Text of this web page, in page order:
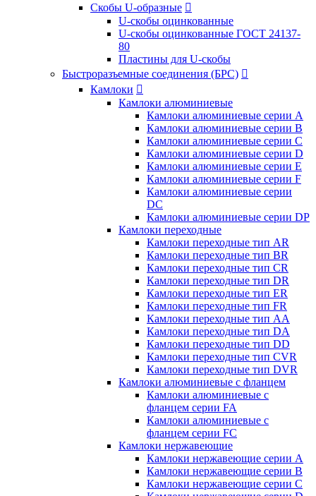
Скобы U-образные 
U-скобы оцинкованные
U-скобы оцинкованные ГОСТ 24137-
80
Пластины для U-скобы
Быстроразъемные соединения (БРС) 
Камлоки 
Камлоки алюминиевые
Камлоки алюминиевые серии А
Камлоки алюминиевые серии B
Камлоки алюминиевые серии C
Камлоки алюминиевые серии D
Камлоки алюминиевые серии E
Камлоки алюминиевые серии F
Камлоки алюминиевые серии
DC
Камлоки алюминиевые серии DP
Камлоки переходные
Камлоки переходные тип AR
Камлоки переходные тип BR
Камлоки переходные тип CR
Камлоки переходные тип DR
Камлоки переходные тип ER
Камлоки переходные тип FR
Камлоки переходные тип AA
Камлоки переходные тип DA
Камлоки переходные тип DD
Камлоки переходные тип CVR
Камлоки переходные тип DVR
Камлоки алюминиевые с фланцем
Камлоки алюминиевые с
фланцем серии FA
Камлоки алюминиевые с
фланцем серии FC
Камлоки нержавеющие
Камлоки нержавеющие серии А
Камлоки нержавеющие серии В
Камлоки нержавеющие серии C